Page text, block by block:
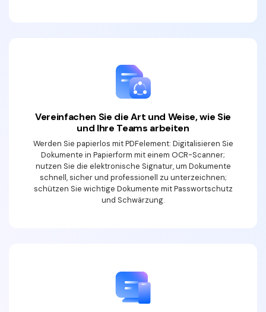
Vereinfachen Sie die Art und Weise, wie Sie
und Ihre Teams arbeiten
Werden Sie papierlos mit PDFelement: Digitalisieren Sie
Dokumente in Papierform mit einem OCR-Scanner;
nutzen Sie die elektronische Signatur, um Dokumente
schnell, sicher und professionell zu unterzeichnen;
schützen Sie wichtige Dokumente mit Passwortschutz
und Schwärzung.